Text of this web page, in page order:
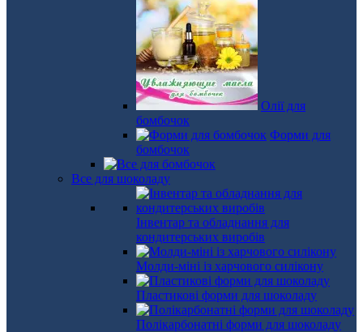
Олії для
бомбочок
Форми для
бомбочок
Все для шоколаду
Інвентар та обладнання для
кондитерських виробів
Молди-міні із харчового силікону
Пластикові форми для шоколаду
Полікарбонатні форми для шоколаду